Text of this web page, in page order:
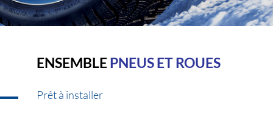
ENSEMBLEPNEUS ET ROUES
Prêt à installer